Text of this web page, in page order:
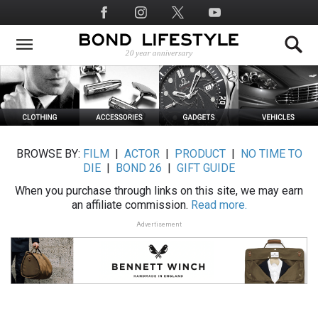
to
main
Social
Media
BROWSE BY: FILM ACTOR| PRODUCT|
NO TIME TO
DIE
BOND 26
GIFT GUIDE
When you purchase through links on this site, we may earn
an affiliate commission. Read more.
Advertisement